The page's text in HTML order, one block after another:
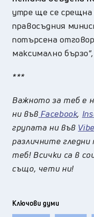
утре ще се
правосъдния
потърсена
максимално
***
Важното за теб е
ни във Facebook,
групата ни във
различните
теб! Всички са в
също, чети ни!
Ключови думи